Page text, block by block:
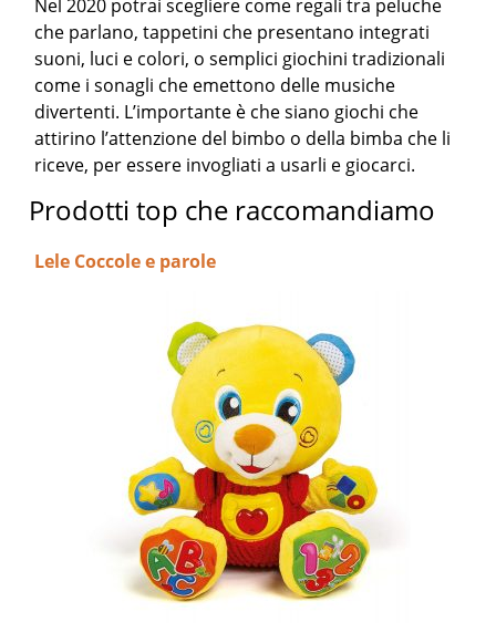
Nel 2020 potrai scegliere come regali tra peluche
che parlano, tappetini che presentano integrati
suoni, luci e colori, o semplici giochini tradizionali
come i sonagli che emettono delle musiche
divertenti. L’importante è che siano giochi che
attirino l’attenzione del bimbo o della bimba che li
riceve, per essere invogliati a usarli e giocarci.
Prodotti top che raccomandiamo
Lele Coccole e parole